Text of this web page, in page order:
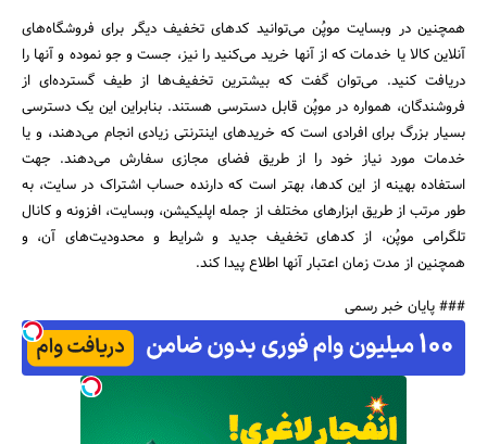
همچنین در وبسایت موپُن می‌توانید کدهای تخفیف دیگر برای فروشگاه‌های
آنلاین کالا یا خدمات که از آنها خرید می‌کنید را نیز، جست و جو نموده و آنها را
دریافت کنید. می‌توان گفت که بیشترین تخفیف‌ها از طیف گسترده‌ای از
فروشندگان، همواره در موپُن قابل دسترسی هستند. بنابراین این یک دسترسی
بسیار بزرگ برای افرادی است که خریدهای اینترنتی زیادی انجام می‌دهند، و یا
خدمات مورد نیاز خود را از طریق فضای مجازی سفارش می‌دهند. جهت
استفاده بهینه از این کدها، بهتر است که دارنده حساب اشتراک در سایت، به
طور مرتب از طریق ابزارهای مختلف از جمله اپلیکیشن، وبسایت، افزونه و کانال
تلگرامی موپُن، از کدهای تخفیف جدید و شرایط و محدودیت‌های آن، و
همچنین از مدت زمان اعتبار آنها اطلاع پیدا کند.
### پایان خبر رسمی